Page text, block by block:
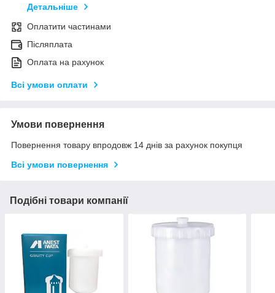
Детальніше
Оплатити частинами
Післяплата
Оплата на рахунок
Всі умови оплати
Умови повернення
Повернення товару впродовж 14 днів за рахунок покупця
Всі умови повернення
Подібні товари компанії